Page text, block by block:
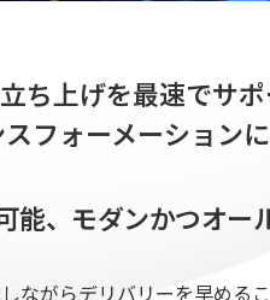
ち上げを最速でサポ
フォーメーション
能、モダンかつオー
ながらデリバリーを早める